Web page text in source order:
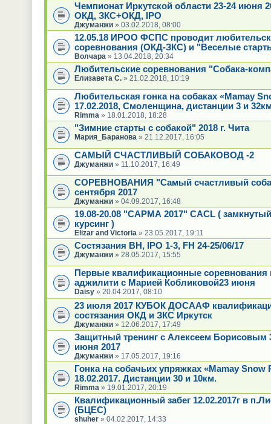
Чемпионат Иркутской области 23-24 июня
ОКД, ЗКС+ОКД, IPO
Джуманжи» 03.02.2018, 08:00
12.05.18 ИРОО ФСПС проводит
соревнования (ОКД-ЗКС) и "Веселые
Волчара » 13.04.2018, 20:34
Любительские соревнования "Собака-
Елизавета С.» 21.02.2018, 10:19
Любительская гонка на собаках «Mamay
17.02.2018, Смоленщина, дистанции 3 и
Rimma » 18.01.2018, 18:28
"Зимние старты с собакой" 2018 г. Чита
Мария_Баранова » 21.12.2017, 16:05
САМЫЙ СЧАСТЛИВЫЙ СОБАКОВОД -2
Джуманжи» 11.10.2017, 16:49
СОРЕВНОВАНИЯ "Самый счастливый
сентября 2017
Джуманжи» 04.09.2017, 16:48
19.08-20.08 "САРМА 2017" CACL ( замкнутый
курсинг )
Elizar and Victoria » 23.05.2017, 19:11
Состязания ВН, IPO 1-3, FH 24-25/06/17
Джуманжи» 28.05.2017, 15:55
Первые квалификационные соревнования
аджилити с Марией Кобликовой23 июня
Daisy» 20.04.2017, 08:10
23 июля 2017 КУБОК ДОСААФ
состязания ОКД и ЗКС Иркутск
Джуманжи» 12.06.2017, 17:49
Защитный тренинг с Алексеем Борисовым
июня 2017
Джуманжи» 17.05.2017, 19:16
Гонка на собачьих упряжках «Mamay Snow
18.02.2017. Дистанции 30 и 10км.
Rimma » 19.01.2017, 20:19
Квалификационный забег 12.02.2017г в
(БЦЕС)
shuher» 04.02.2017, 14:33